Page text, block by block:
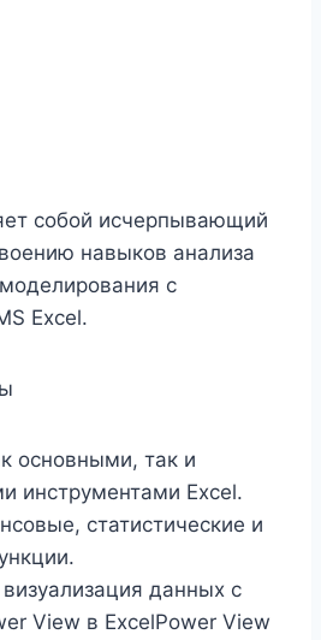
собой исчерпывающий
навыков анализа
с
Excel.
основными, так и
инструментами Excel.
статистические и
данных с
View в ExcelPower View